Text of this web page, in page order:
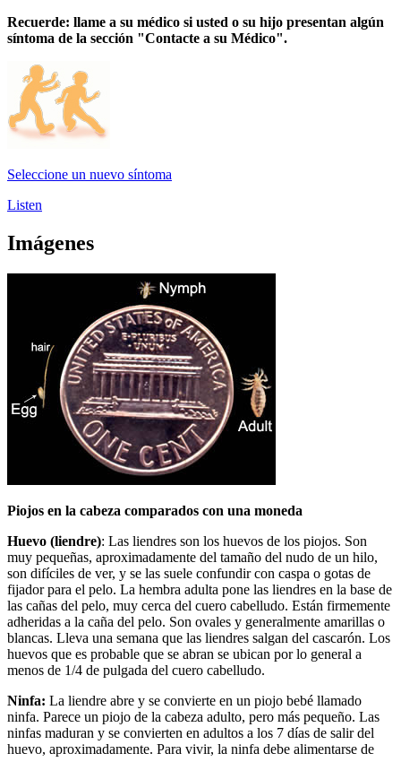
Recuerde: llame a su médico si usted o su hijo presentan algún
síntoma de la sección "Contacte a su Médico".
Seleccione un nuevo síntoma
Listen
Imágenes
Piojos en la cabeza comparados con una moneda
Huevo (liendre): Las liendres son los huevos de los piojos. Son
muy pequeñas, aproximadamente del tamaño del nudo de un hilo,
son difíciles de ver, y se las suele confundir con caspa o gotas de
fijador para el pelo. La hembra adulta pone las liendres en la base de
las cañas del pelo, muy cerca del cuero cabelludo. Están firmemente
adheridas a la caña del pelo. Son ovales y generalmente amarillas o
blancas. Lleva una semana que las liendres salgan del cascarón. Los
huevos que es probable que se abran se ubican por lo general a
menos de 1/4 de pulgada del cuero cabelludo.
Ninfa: La liendre abre y se convierte en un piojo bebé llamado
ninfa. Parece un piojo de la cabeza adulto, pero más pequeño. Las
ninfas maduran y se convierten en adultos a los 7 días de salir del
huevo, aproximadamente. Para vivir, la ninfa debe alimentarse de